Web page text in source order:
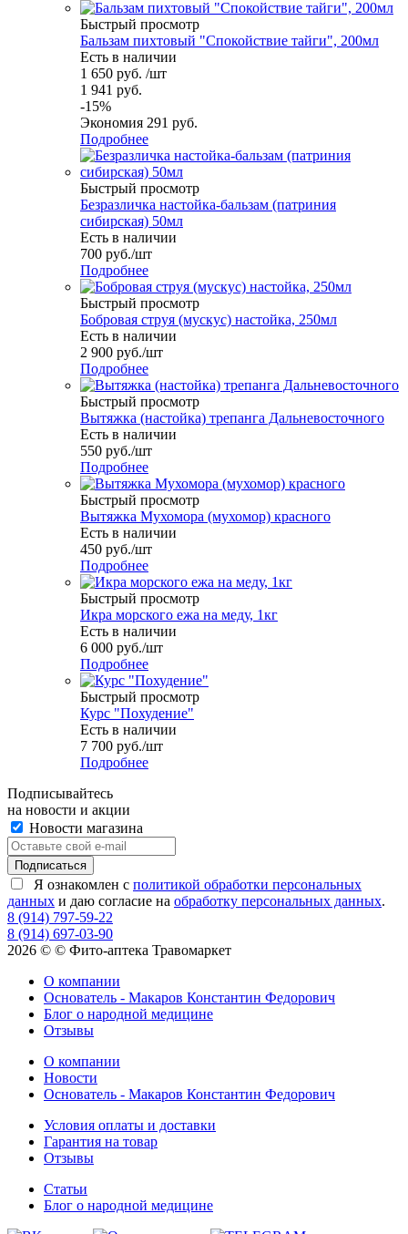
Быстрый просмотр
Бальзам пихтовый "Спокойствие тайги", 200мл
Есть в наличии
1 650 руб. /шт
1 941 руб.
-15%
Экономия 291 руб.
Подробнее
Быстрый просмотр
Безразличка настойка-бальзам (патриния
сибирская) 50мл
Есть в наличии
700 руб./шт
Подробнее
Быстрый просмотр
Бобровая струя (мускус) настойка, 250мл
Есть в наличии
2 900 руб./шт
Подробнее
Быстрый просмотр
Вытяжка (настойка) трепанга Дальневосточного
Есть в наличии
550 руб./шт
Подробнее
Быстрый просмотр
Вытяжка Мухомора (мухомор) красного
Есть в наличии
450 руб./шт
Подробнее
Быстрый просмотр
Икра морского ежа на меду, 1кг
Есть в наличии
6 000 руб./шт
Подробнее
Быстрый просмотр
Курс "Похудение"
Есть в наличии
7 700 руб./шт
Подробнее
Подписывайтесь
на новости и акции
Новости магазина
Я ознакомлен с политикой обработки персональных
данных и даю согласие на обработку персональных данных.
8 (914) 797-59-22
8 (914) 697-03-90
2026 © © Фито-аптека Травомаркет
О компании
Основатель - Макаров Константин Федорович
Блог о народной медицине
Отзывы
О компании
Новости
Основатель - Макаров Константин Федорович
Условия оплаты и доставки
Гарантия на товар
Отзывы
Статьи
Блог о народной медицине